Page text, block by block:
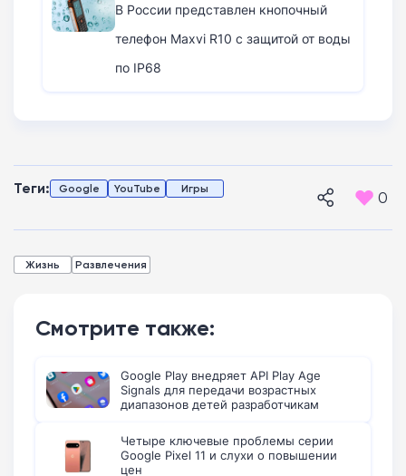
В России представлен кнопочный
телефон Maxvi R10 с защитой от воды
по IP68
Теги: Google YouTube Игры 0
Жизнь Развлечения
Смотрите также:
Google Play внедряет API Play Age
Signals для передачи возрастных
диапазонов детей разработчикам
Четыре ключевые проблемы серии
Google Pixel 11 и слухи о повышении
цен